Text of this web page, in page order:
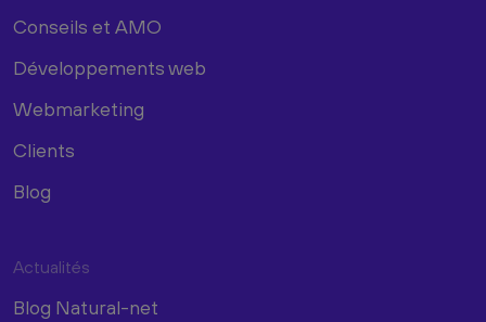
Conseils et AMO
Développements web
Webmarketing
Clients
Blog
Actualités
Blog Natural-net